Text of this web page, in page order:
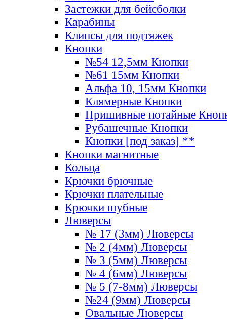
Застежки для бейсболки
Карабины
Клипсы для подтяжек
Кнопки
№54 12,5мм Кнопки
№61 15мм Кнопки
Альфа 10, 15мм Кнопки
Клямерные Кнопки
Пришивные потайные
Рубашечные Кнопки
Кнопки [под заказ] **
Кнопки магнитные
Кольца
Крючки брючные
Крючки плательные
Крючки шубные
Люверсы
№ 17 (3мм) Люверсы
№ 2 (4мм) Люверсы
№ 3 (5мм) Люверсы
№ 4 (6мм) Люверсы
№ 5 (7-8мм) Люверсы
№24 (9мм) Люверсы
Овальные Люверсы